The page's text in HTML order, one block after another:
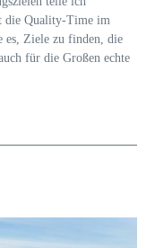
die Quality-Time im
es, Ziele zu finden, die
für die Großen echte